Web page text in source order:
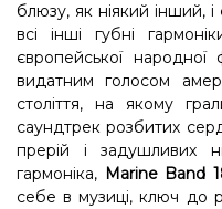
блюзу, як ніякий інший,
всі інші губні
європейської
видатним голосом
століття, на якому
саундтрек розбитих
прерій і задушливих
гармоніка, Marine Band
себе в музиці, ключ до